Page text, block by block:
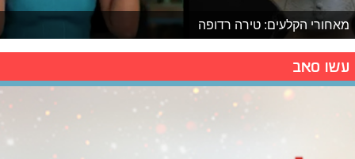
מאחורי הקלעים: טירה רדופה
עשו סאב